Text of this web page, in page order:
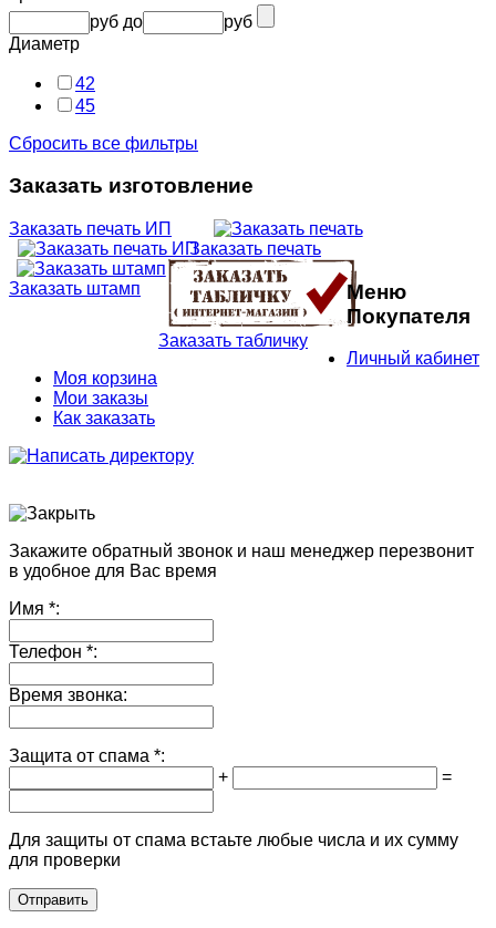
руб до
руб
Диаметр
42
45
Сбросить все фильтры
Заказать изготовление
Заказать печать ИП
Заказать печать
Заказать штамп
Заказать табличку
Меню
Покупателя
Личный кабинет
Моя корзина
Мои заказы
Как заказать
Закажите обратный звонок и наш менеджер перезвонит
в удобное для Вас время
Имя *:
Телефон *:
Время звонка:
Защита от спама *:
+
=
Для защиты от спама встаьте любые числа и их сумму
для проверки